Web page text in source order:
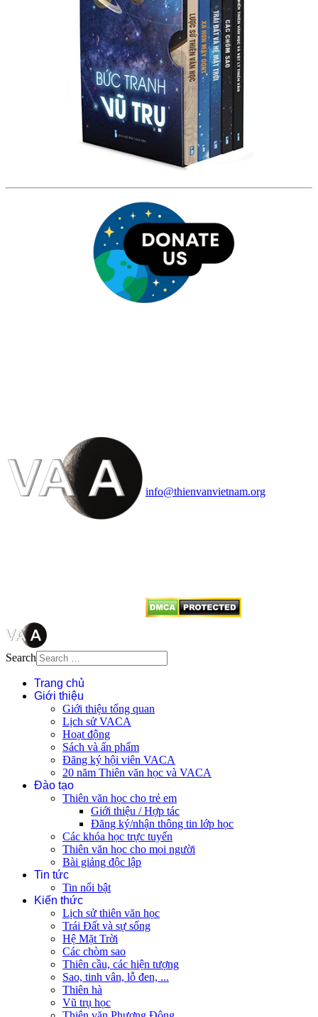
info@thienvanvietnam.org
Search
Trang chủ
Giới thiệu
Giới thiệu tổng quan
Lịch sử VACA
Hoạt động
Sách và ấn phẩm
Đăng ký hội viên VACA
20 năm Thiên văn học và VACA
Đào tạo
Thiên văn học cho trẻ em
Giới thiệu / Hợp tác
Đăng ký/nhận thông tin lớp học
Các khóa học trực tuyến
Thiên văn học cho mọi người
Bài giảng độc lập
Tin tức
Tin nổi bật
Kiến thức
Lịch sử thiên văn học
Trái Đất và sự sống
Hệ Mặt Trời
Các chòm sao
Thiên cầu, các hiện tượng
Sao, tinh vân, lỗ đen, ...
Thiên hà
Vũ trụ học